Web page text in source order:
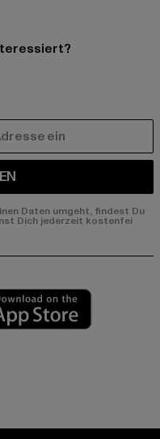
Daten umgeht, findest Du
Dich jederzeit kostenfei